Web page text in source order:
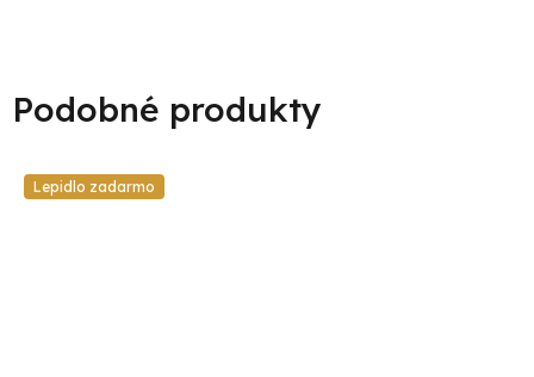
Lepidlo zadarmo